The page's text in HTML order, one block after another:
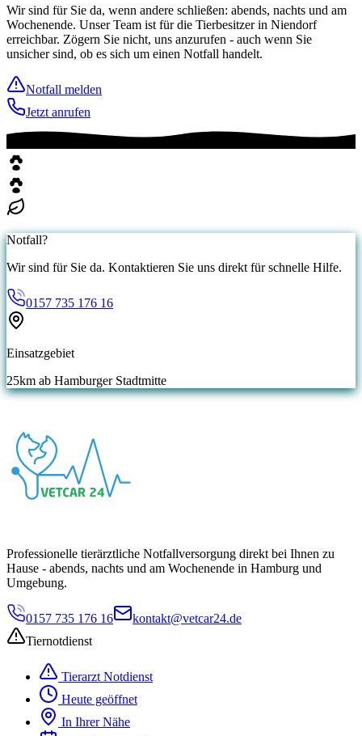
Wir sind für Sie da, wenn andere schließen: abends, nachts und am
Wochenende. Unser Team ist für die Tierbesitzer in Niendorf
erreichbar. Zögern Sie nicht, uns anzurufen - auch wenn Sie
unsicher sind, ob es sich um einen Notfall handelt.
Notfall melden
Jetzt anrufen
Notfall?
Wir sind für Sie da. Kontaktieren Sie uns direkt für schnelle Hilfe.
0157 735 176 16
Einsatzgebiet
25km ab Hamburger Stadtmitte
Professionelle tierärztliche Notfallversorgung direkt bei Ihnen zu
Hause - abends, nachts und am Wochenende in Hamburg und
Umgebung.
0157 735 176 16
kontakt@vetcar24.de
Tiernotdienst
Tierarzt Notdienst
Heute geöffnet
In Ihrer Nähe